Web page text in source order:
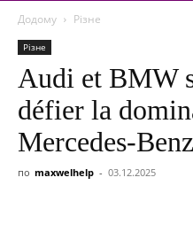
Додому Різне
Різне
Audi et BMW
défier la
Mercedes-
по maxwelhelp - 03.12.2025